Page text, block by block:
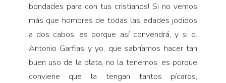
bondades para con tus cristianos! Si no vemos
más que hombres de todas las edades jodidos
a dos cabos, es porque así convendrá, y si d.
Antonio Garfias y yo, que sabríamos hacer tan
buen uso de la plata, no la tenemos, es porque
conviene que la tengan tantos pícaros,